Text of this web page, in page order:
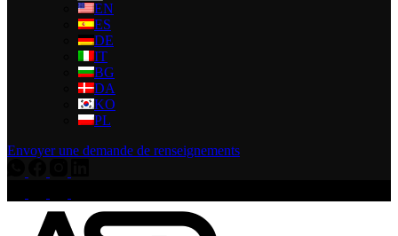
EN
ES
DE
IT
BG
DA
KO
PL
Envoyer une demande de renseignements